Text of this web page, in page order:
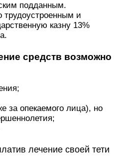
подданным.
и
казну 13%
средств возможно
за опекаемого лица), но
лечение своей тети